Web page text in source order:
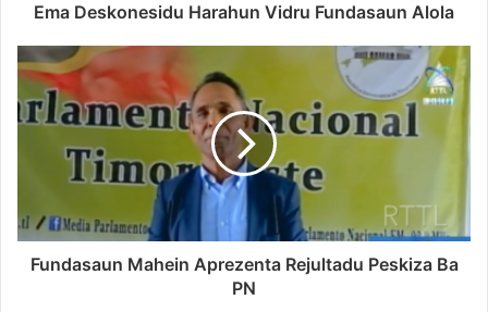
Ema Deskonesidu Harahun Vidru Fundasaun Alola
Fundasaun Mahein Aprezenta Rejultadu Peskiza Ba
PN